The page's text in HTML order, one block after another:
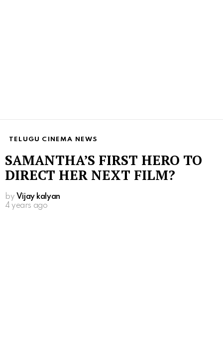
TELUGU CINEMA NEWS
SAMANTHA’S FIRST HERO TO
DIRECT HER NEXT FILM?
by Vijay kalyan
4 years ago